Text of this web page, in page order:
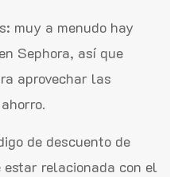
muy a menudo hay
Sephora, así que
aprovechar las
de descuento de
estar relacionada con el